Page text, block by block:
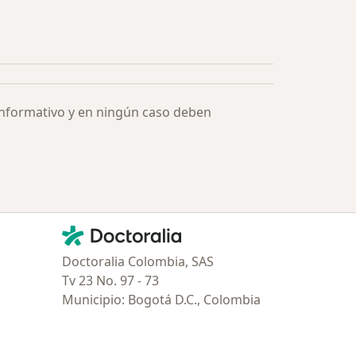
y en ningún caso deben
Contacto
Doctoralia - Página de inicio
Doctoralia Colombia, SAS
Tv 23 No. 97 - 73
Municipio: Bogotá D.C., Colombia